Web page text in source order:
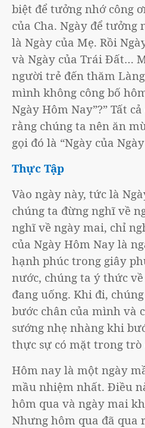
biệt để tưởng nhớ công
của Cha. Ngày để tưởng
là Ngày của Mẹ. Rồi
và Ngày của Trái Đất…
người trẻ đến thăm
mình không công bố
Ngày Hôm Nay”?” Tất
rằng chúng ta nên ăn
gọi đó là “Ngày của
Thực Tập
Vào ngày này, tức là
chúng ta đừng nghĩ về
nghĩ về ngày mai, chỉ
của Ngày Hôm Nay là
hạnh phúc trong giây
nước, chúng ta ý thức
đang uống. Khi đi,
bước chân của mình và
sướng nhẹ nhàng khi
thực sự có mặt trong
Hôm nay là một ngày
mầu nhiệm nhất. Điều
hôm qua và ngày mai
Nhưng hôm qua đã